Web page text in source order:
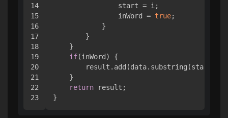
14
15
16
17
18
19
20
21
22
                start = i;
                inWord =
true;
            }
        }
    }
if(inWord) {
        result.add(data.substring(start));
    }
return result;